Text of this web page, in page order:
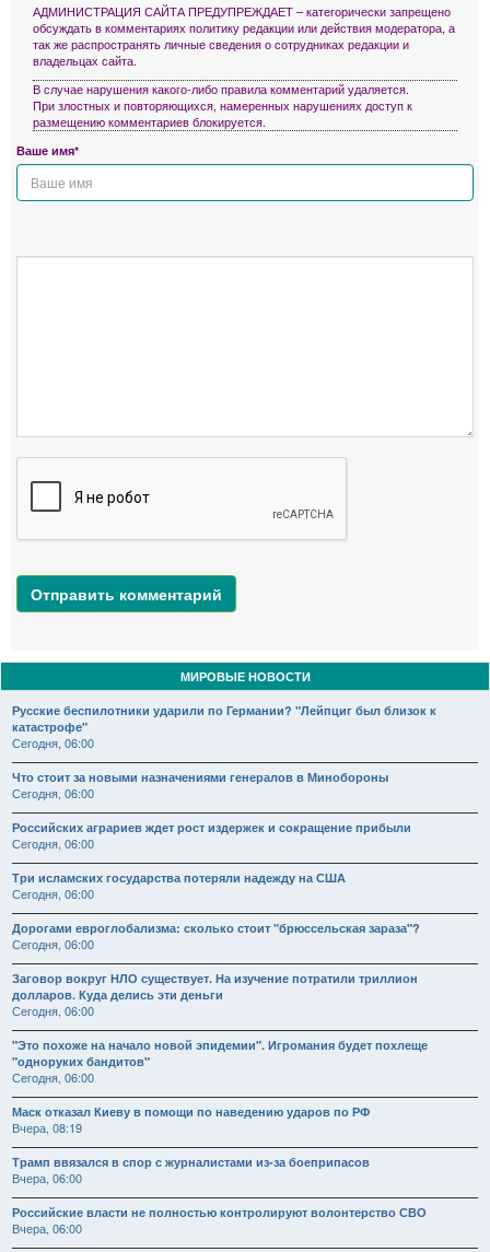
АДМИНИСТРАЦИЯ САЙТА ПРЕДУПРЕЖДАЕТ – категорически запрещено
обсуждать в комментариях политику редакции или действия модератора, а
так же распространять личные сведения о сотрудниках редакции и
владельцах сайта.
В случае нарушения какого-либо правила комментарий удаляется.
При злостных и повторяющихся, намеренных нарушениях доступ к
размещению комментариев блокируется.
Ваше имя*
Отправить комментарий
МИРОВЫЕ НОВОСТИ
Русские беспилотники ударили по Германии? "Лейпциг был близок к
катастрофе"
Сегодня, 06:00
Что стоит за новыми назначениями генералов в Минобороны
Сегодня, 06:00
Российских аграриев ждет рост издержек и сокращение прибыли
Сегодня, 06:00
Три исламских государства потеряли надежду на США
Сегодня, 06:00
Дорогами евроглобализма: сколько стоит "брюссельская зараза"?
Сегодня, 06:00
Заговор вокруг НЛО существует. На изучение потратили триллион
долларов. Куда делись эти деньги
Сегодня, 06:00
"Это похоже на начало новой эпидемии". Игромания будет похлеще
"одноруких бандитов"
Сегодня, 06:00
Маск отказал Киеву в помощи по наведению ударов по РФ
Вчера, 08:19
Трамп ввязался в спор с журналистами из-за боеприпасов
Вчера, 06:00
Российские власти не полностью контролируют волонтерство СВО
Вчера, 06:00